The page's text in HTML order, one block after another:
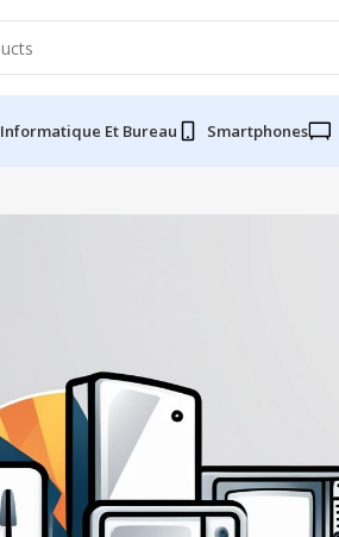
Informatique Et Bureau Smartphones